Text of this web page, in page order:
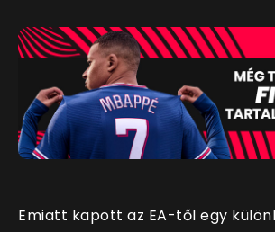
Emiatt kapott az EA-től egy